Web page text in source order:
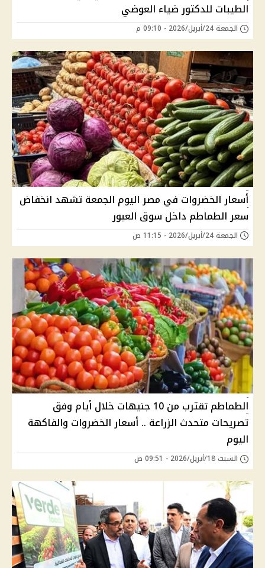
الطيبات للدكتور ضياء العوضي
الجمعة 24/أبريل/2026 - 09:10 م
أسعار الخضروات في مصر اليوم الجمعة تشهد انخفاض
سعر الطماطم داخل سوق العبور
الجمعة 24/أبريل/2026 - 11:15 ص
الطماطم تقترب من 10 جنيهات خلال أيام وفق
تصريحات متحدث الزراعة .. أسعار الخضروات والفاكهة
اليوم
السبت 18/أبريل/2026 - 09:51 ص